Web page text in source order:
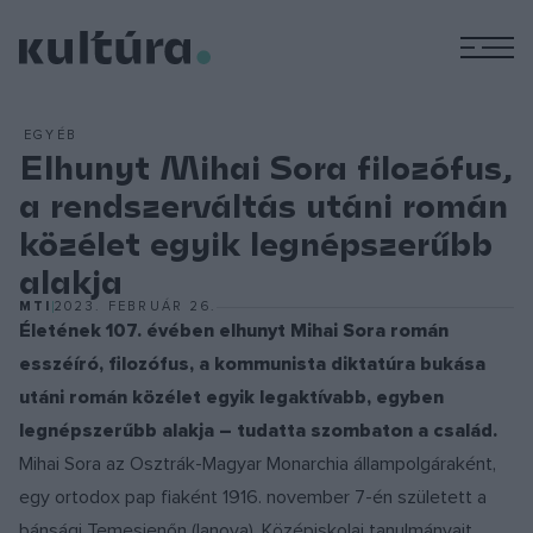
EGYÉB
Elhunyt Mihai Sora filozófus,
a rendszerváltás utáni román
közélet egyik legnépszerűbb
alakja
MTI 2023. FEBRUÁR 26.
Életének 107. évében elhunyt Mihai Sora román
esszéíró, filozófus, a kommunista diktatúra bukása
utáni román közélet egyik legaktívabb, egyben
legnépszerűbb alakja – tudatta szombaton a család.
Mihai Sora az Osztrák-Magyar Monarchia állampolgáraként,
egy ortodox pap fiaként 1916. november 7-én született a